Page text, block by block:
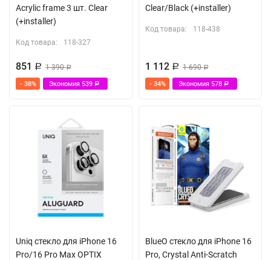
Acrylic frame 3 шт. Clear
(+installer)
Код товара: 118-327
851 Р 1 390Р
- 38% Экономия 539 Р
Clear/Black (+installer)
Код товара: 118-438
1 112 Р 1 690Р
- 34% Экономия 578 Р
Uniq стекло для iPhone 16
Pro/16 Pro Max OPTIX
BlueO стекло для iPhone 16
Pro, Crystal Anti-Scratch